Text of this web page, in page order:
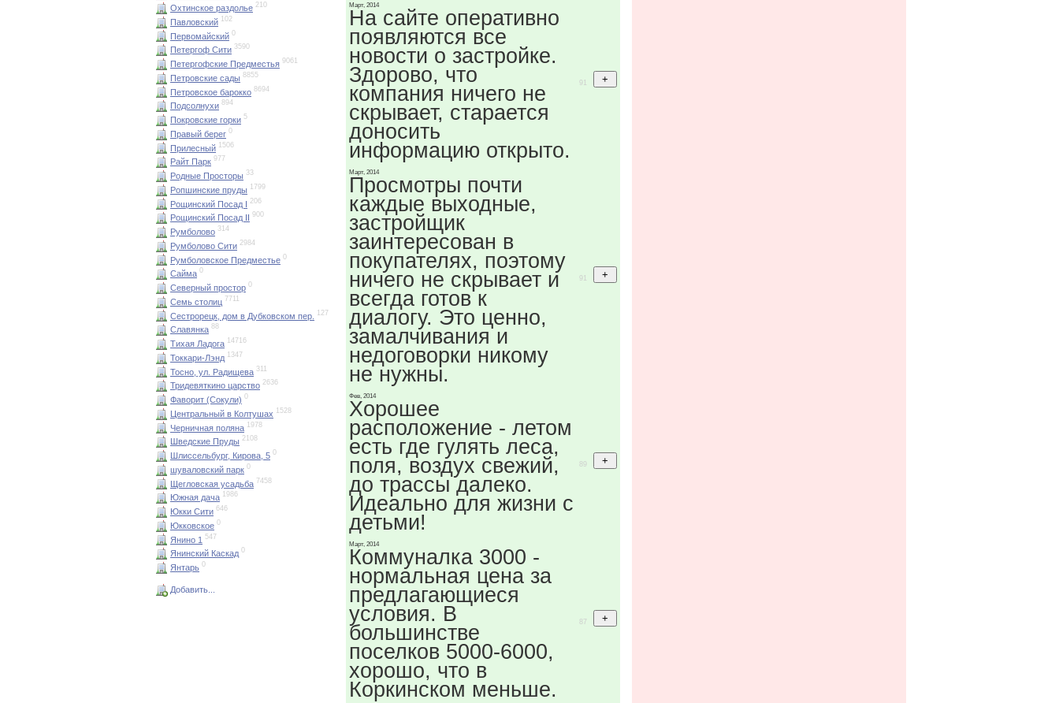
Охтинское раздолье 210
Павловский 102
Первомайский 0
Петергоф Сити 3590
Петергофские Предместья 9061
Петровские сады 8855
Петровское барокко 8694
Подсолнухи 894
Покровские горки 5
Правый берег 0
Прилесный 1506
Райт Парк 977
Родные Просторы 33
Ропшинские пруды 1799
Рощинский Посад I 206
Рощинский Посад II 900
Румболово 314
Румболово Сити 2984
Румболовское Предместье 0
Сайма 0
Северный простор 0
Семь столиц 7711
Сестрорецк, дом в Дубковском пер. 127
Славянка 88
Тихая Ладога 14716
Токкари-Лэнд 1347
Тосно, ул. Радищева 311
Тридевяткино царство 2636
Фаворит (Сокули) 0
Центральный в Колтушах 1528
Черничная поляна 1978
Шведские Пруды 2108
Шлиссельбург, Кирова, 5 0
шуваловский парк 0
Щегловская усадьба 7458
Южная дача 1986
Юкки Сити 646
Юкковское 0
Янино 1 547
Янинский Каскад 0
Янтарь 0
Добавить...
Март, 2014
На сайте оперативно
появляются все
новости о застройке.
Здорово, что
компания ничего не
скрывает, старается
доносить
информацию открыто.
91
Март, 2014
Просмотры почти
каждые выходные,
застройщик
заинтересован в
покупателях, поэтому
ничего не скрывает и
всегда готов к
диалогу. Это ценно,
замалчивания и
недоговорки никому
не нужны.
91
Фев, 2014
Хорошее
расположение - летом
есть где гулять леса,
поля, воздух свежий,
до трассы далеко.
Идеально для жизни с
детьми!
89
Март, 2014
Коммуналка 3000 -
нормальная цена за
предлагающиеся
условия. В
большинстве
поселков 5000-6000,
хорошо, что в
Коркинском меньше.
87